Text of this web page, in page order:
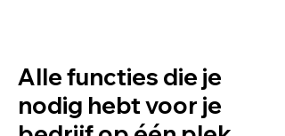
Alle functies die je
nodig hebt voor je